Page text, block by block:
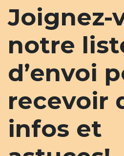
Joignez-
notre
d’envoi
recevoir
infos et